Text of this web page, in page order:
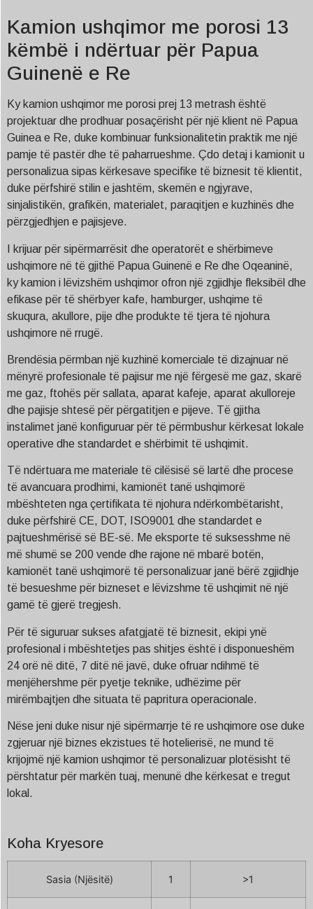
Kamion ushqimor me porosi 13
këmbë i ndërtuar për Papua
Guinenë e Re
Ky kamion ushqimor me porosi prej 13 metrash është
projektuar dhe prodhuar posaçërisht për një klient në Papua
Guinea e Re, duke kombinuar funksionalitetin praktik me një
pamje të pastër dhe të paharrueshme. Çdo detaj i kamionit u
personalizua sipas kërkesave specifike të biznesit të klientit,
duke përfshirë stilin e jashtëm, skemën e ngjyrave,
sinjalistikën, grafikën, materialet, paraqitjen e kuzhinës dhe
përzgjedhjen e pajisjeve.
I krijuar për sipërmarrësit dhe operatorët e shërbimeve
ushqimore në të gjithë Papua Guinenë e Re dhe Oqeaninë,
ky kamion i lëvizshëm ushqimor ofron një zgjidhje fleksibël dhe
efikase për të shërbyer kafe, hamburger, ushqime të
skuqura, akullore, pije dhe produkte të tjera të njohura
ushqimore në rrugë.
Brendësia përmban një kuzhinë komerciale të dizajnuar në
mënyrë profesionale të pajisur me një fërgesë me gaz, skarë
me gaz, ftohës për sallata, aparat kafeje, aparat akulloreje
dhe pajisje shtesë për përgatitjen e pijeve. Të gjitha
instalimet janë konfiguruar për të përmbushur kërkesat lokale
operative dhe standardet e shërbimit të ushqimit.
Të ndërtuara me materiale të cilësisë së lartë dhe procese
të avancuara prodhimi, kamionët tanë ushqimorë
mbështeten nga çertifikata të njohura ndërkombëtarisht,
duke përfshirë CE, DOT, ISO9001 dhe standardet e
pajtueshmërisë së BE-së. Me eksporte të suksesshme në
më shumë se 200 vende dhe rajone në mbarë botën,
kamionët tanë ushqimorë të personalizuar janë bërë zgjidhje
të besueshme për bizneset e lëvizshme të ushqimit në një
gamë të gjerë tregjesh.
Për të siguruar sukses afatgjatë të biznesit, ekipi ynë
profesional i mbështetjes pas shitjes është i disponueshëm
24 orë në ditë, 7 ditë në javë, duke ofruar ndihmë të
menjëhershme për pyetje teknike, udhëzime për
mirëmbajtjen dhe situata të papritura operacionale.
Nëse jeni duke nisur një sipërmarrje të re ushqimore ose duke
zgjeruar një biznes ekzistues të hotelierisë, ne mund të
krijojmë një kamion ushqimor të personalizuar plotësisht të
përshtatur për markën tuaj, menunë dhe kërkesat e tregut
lokal.
Koha Kryesore
Sasia (Njësitë) 1 >1